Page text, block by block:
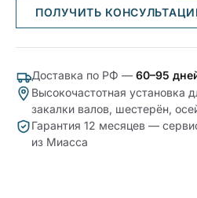
ПОЛУЧИТЬ
Доставка по РФ — 60–95
Высокочастотная установка
закалки валов, шестерён,
Гарантия 12 месяцев —
из Миасса